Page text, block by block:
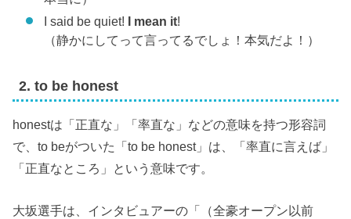
I said be quiet! I mean it!
（静かにしてって言ってるでしょ！本気だよ！）
2. to be honest
honestは「正直な」「率直な」などの意味を持つ形容詞
で、to beがついた「to be honest」は、「率直に言えば」
「正直なところ」という意味です。
大坂選手は、インタビュアーの「（全豪オープン以前